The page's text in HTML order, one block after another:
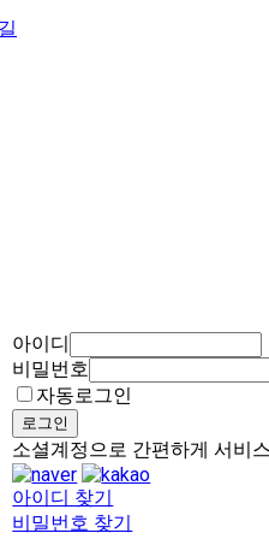
아이디
비밀번호
자동로그인
로그인
소셜계정으로 간편하게 서비
아이디 찾기
비밀번호 찾기